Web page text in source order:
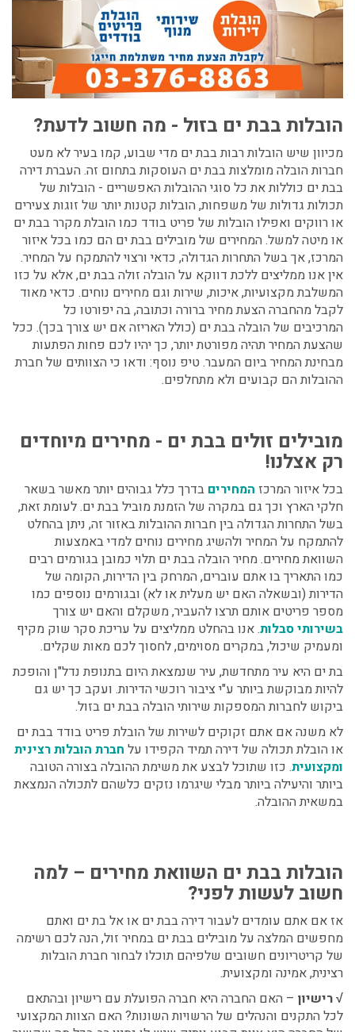
הובלות בבת ים בזול - מה חשוב לדעת?
מכיוון שיש הובלות רבות בבת ים מדי שבוע, קמו בעיר לא מעט
חברות הובלה מומלצות בבת ים העוסקות בתחום זה. העברת דירה
בבת ים כוללות את כל סוגי ההובלות האפשריים - הובלות של
תכולות גדולות של משפחות, הובלות קטנות יותר של זוגות צעירים
או רווקים ואפילו הובלות של פריט בודד כמו הובלת מקרר בבת ים
או מיטה למשל. המחירים של מובילים בבת ים הם כמו בכל איזור
המרכז, אך בשל התחרות הגדולה, כדאי ורצוי להתמקח על המחיר.
אין אנו ממליצים ללכת דווקא על הובלה זולה בבת ים, אלא על כזו
המשלבת מקצועיות, איכות, שירות וגם מחירים נוחים. כדאי מאוד
לקבל מהחברה הצעת מחיר ברורה וכתובה, בה יפורטו כל
המרכיבים של הובלה בבת ים (כולל האריזה אם יש צורך בכך). ככל
שהצעת המחיר תהיה מפורטת יותר, כך יהיו לכם פחות הפתעות
מבחינת המחיר ביום המעבר. טיפ נוסף: ודאו כי הצוותים של חברת
ההובלות הם קבועים ולא מתחלפים.
מובילים זולים בבת ים - מחירים מיוחדים
רק אצלנו!
בכל איזור המרכז המחירים בדרך כלל גבוהים יותר מאשר בשאר
חלקי הארץ וכך גם במקרה של הזמנת מוביל בבת ים. לעומת זאת,
בשל התחרות הגדולה בין חברות ההובלות באזור זה, ניתן בהחלט
להתמקח על המחיר ולהשיג מחירים נוחים למדי באמצעות
השוואת מחירים. מחיר הובלה בבת ים תלוי כמובן בגורמים רבים
כמו התאריך בו אתם עוברים, המרחק בין הדירות, הקומה של
הדירות (ובשאלה האם יש מעלית או לא) ובגורמים נוספים כמו
מספר פריטים אותם תרצו להעביר, משקלם והאם יש צורך
בשירותי סבלות. אנו בהחלט ממליצים על עריכת סקר שוק מקיף
ומעמיק שיכול, במקרים מסוימים, לחסוך לכם מאות שקלים.
בת ים היא עיר מתחדשת, עיר שנמצאת היום בתנופת נדל"ן והופכת
להיות מבוקשת ביותר ע"י ציבור רוכשי הדירות. ועקב כך יש גם
ביקוש לחברות המספקות שירותי הובלה בבת ים בזול.
לא משנה אם אתם זקוקים לשירות של הובלת פריט בודד בבת ים
או הובלת תכולה של דירה תמיד הקפידו על חברת הובלות רצינית
ומקצועית. כזו שתוכל לבצע את משימת ההובלה בצורה הטובה
ביותר והיעילה ביותר מבלי שיגרמו נזקים כלשהם לתכולה הנמצאת
במשאית ההובלה.
הובלות בבת ים השוואת מחירים – למה
חשוב לעשות לפני?
אז אם אתם עומדים לעבור דירה בבת ים או אל בת ים ואתם
מחפשים המלצה על מובילים בבת ים במחיר זול, הנה לכם רשימה
של קריטריונים חשובים שלפיהם תוכלו לבחור חברת הובלות
רצינית, אמינה ומקצועית.
√ רישיון – האם החברה היא חברה הפועלת עם רישיון ובהתאם
לכל התקנים והנהלים של הרשויות השונות? האם הצוות המקצועי